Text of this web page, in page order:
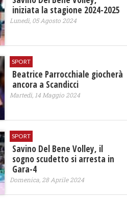
iniziata la stagione 2024-2025
Lunedì, 05 Agosto 2024
SPORT
Beatrice Parrocchiale giocherà
ancora a Scandicci
Martedì, 14 Maggio 2024
SPORT
Savino Del Bene Volley, il
sogno scudetto si arresta in
Gara-4
Domenica, 28 Aprile 2024